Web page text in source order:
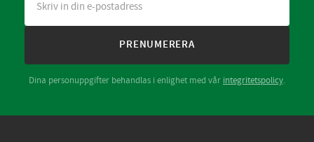
PRENUMERERA
Dina personuppgifter behandlas i enlighet med vår integritetspolicy.